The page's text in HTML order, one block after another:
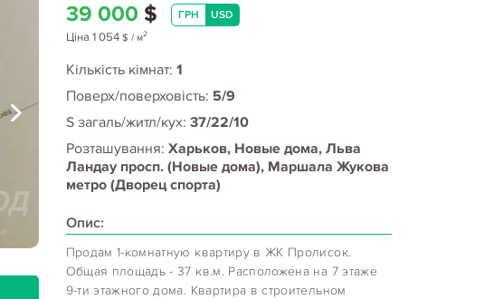
39 000 $ ГРН USD
Ціна 1 054 $ / м2
Кількість кімнат: 1
Поверх/поверховість: 5/9
S загаль/житл/кух: 37/22/10
Розташування: Харьков, Новые дома, Льва
Ландау просп. (Новые дома), Маршала Жукова
метро (Дворец спорта)
Опис:
Продам 1-комнатную квартиру в ЖК Пролисок.
Общая площадь - 37 кв.м. Расположена на 7 этаже
9-ти этажного дома. Квартира в строительном